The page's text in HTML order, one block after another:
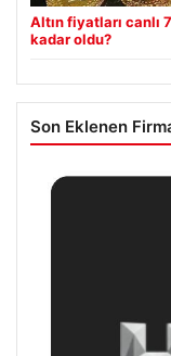
Altın fiyatları canlı
kadar oldu?
Son Eklenen